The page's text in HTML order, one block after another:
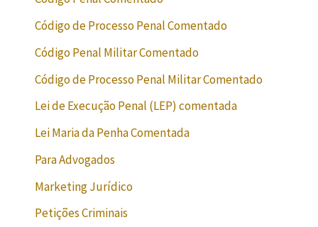
Código de Processo Penal Comentado
Código Penal Militar Comentado
Código de Processo Penal Militar Comentado
Lei de Execução Penal (LEP) comentada
Lei Maria da Penha Comentada
Para Advogados
Marketing Jurídico
Petições Criminais